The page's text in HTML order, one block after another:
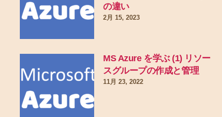
の違い
2月 15, 2023
MS Azure を学ぶ (1) リソー
スグループの作成と管理
11月 23, 2022